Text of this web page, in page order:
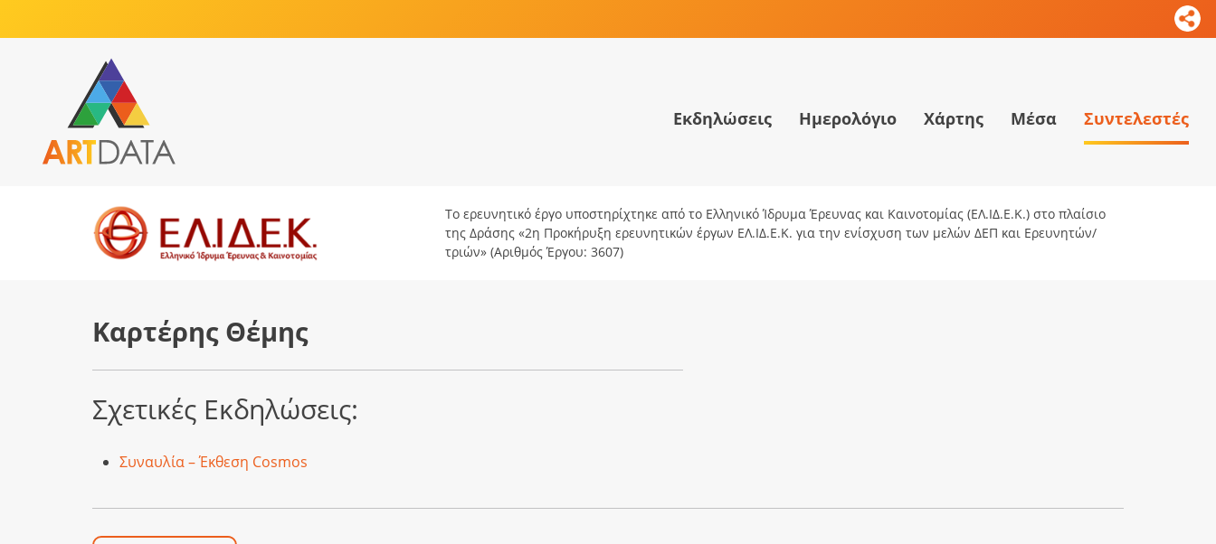
Εκδηλώσεις Ημερολόγιο Χάρτης Μέσα Συντελεστές
Το ερευνητικό έργο υποστηρίχτηκε από το Ελληνικό Ίδρυμα Έρευνας και Καινοτομίας (ΕΛ.ΙΔ.Ε.Κ.) στο πλαίσιο
της Δράσης «2η Προκήρυξη ερευνητικών έργων ΕΛ.ΙΔ.Ε.Κ. για την ενίσχυση των μελών ΔΕΠ και Ερευνητών/
τριών» (Αριθμός Έργου: 3607)
Καρτέρης Θέμης
Σχετικές Εκδηλώσεις:
Συναυλία – Έκθεση Cosmos